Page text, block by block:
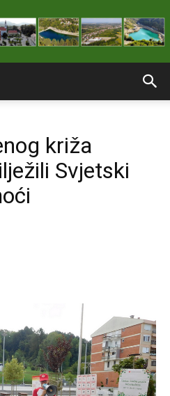
stranice
Grada
križa
Svjetski